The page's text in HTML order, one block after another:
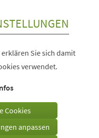
Sie sich damit
verwendet.
Cookies
anpassen